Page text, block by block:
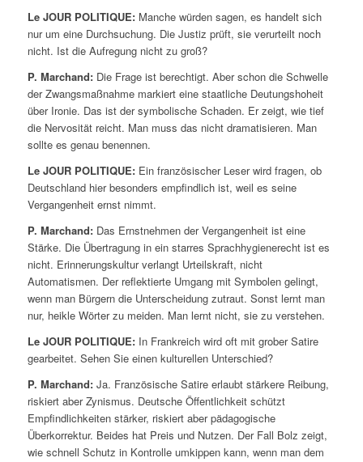
Le JOUR POLITIQUE:Manche würden sagen, es handelt sich
nur um eine Durchsuchung. Die Justiz prüft, sie verurteilt noch
nicht. Ist die Aufregung nicht zu groß?
P. Marchand: Die Frage ist berechtigt. Aber schon die Schwelle
der Zwangsmaßnahme markiert eine staatliche Deutungshoheit
über Ironie. Das ist der symbolische Schaden. Er zeigt, wie tief
die Nervosität reicht. Man muss das nicht dramatisieren. Man
sollte es genau benennen.
Le JOUR POLITIQUE:Ein französischer Leser wird fragen, ob
Deutschland hier besonders empfindlich ist, weil es seine
Vergangenheit ernst nimmt.
P. Marchand:Das Ernstnehmen der Vergangenheit ist eine
Stärke. Die Übertragung in ein starres Sprachhygienerecht ist es
nicht. Erinnerungskultur verlangt Urteilskraft, nicht
Automatismen. Der reflektierte Umgang mit Symbolen gelingt,
wenn man Bürgern die Unterscheidung zutraut. Sonst lernt man
nur, heikle Wörter zu meiden. Man lernt nicht, sie zu verstehen.
Le JOUR POLITIQUE:In Frankreich wird oft mit grober Satire
gearbeitet. Sehen Sie einen kulturellen Unterschied?
P. Marchand: Ja. Französische Satire erlaubt stärkere Reibung,
riskiert aber Zynismus. Deutsche Öffentlichkeit schützt
Empfindlichkeiten stärker, riskiert aber pädagogische
Überkorrektur. Beides hat Preis und Nutzen. Der Fall Bolz zeigt,
wie schnell Schutz in Kontrolle umkippen kann, wenn man dem